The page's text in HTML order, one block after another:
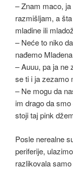
– Znam maco,
razmišljam, a
mladine ili
– Neće to niko
nađemo
– Auuu, pa ja ne
se ti i ja zezamo
– Ne mogu da
im drago da
stoji taj pink
Posle nerealne
periferije,
razlikovala